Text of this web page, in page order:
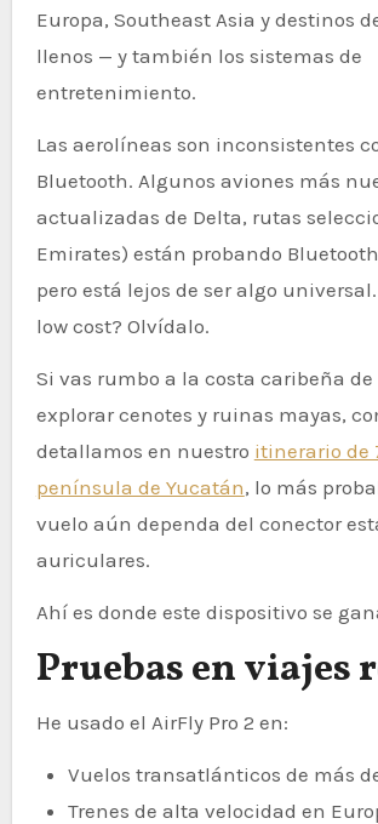
Europa, Southeast Asia y destinos
llenos — y también los sistemas de
entretenimiento.
Las aerolíneas son inconsistentes
Bluetooth. Algunos aviones más
actualizadas de Delta, rutas
Emirates) están probando
pero está lejos de ser algo
low cost? Olvídalo.
Si vas rumbo a la costa caribeña de
explorar cenotes y ruinas mayas,
detallamos en nuestro itinerario de
península de Yucatán, lo más
vuelo aún dependa del conector
auriculares.
Ahí es donde este dispositivo se
Pruebas en viajes
He usado el AirFly Pro 2 en:
Vuelos transatlánticos de más
Trenes de alta velocidad en